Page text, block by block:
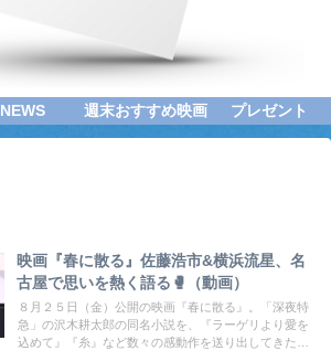
NEWS 週末おすすめ映画 プレゼント
映画『春に散る』佐藤浩市&横浜流星、名
古屋で思いを熱く語る🥊（動画）
８月２５日（金）公開の映画『春に散る』。「深夜特
急」の沢木耕太郎の同名小説を、『ラーゲリより愛を
込めて』『糸』など数々の感動作を送り出してきた